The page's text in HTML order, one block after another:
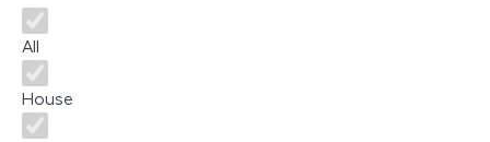
Property type
All
House